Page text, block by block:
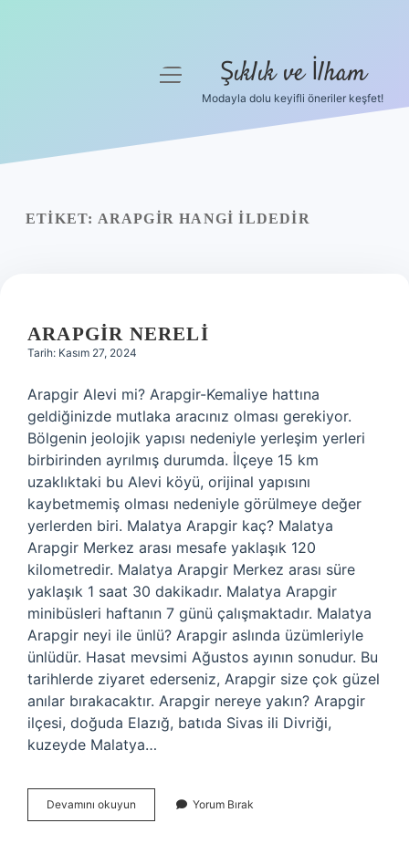
Yasal Uyarı
menüyü
Şıklık ve İlham
Modayla dolu keyifli öneriler keşfet!
ETIKET: ARAPGIR HANGI ILDEDIR
ARAPGIR NERELI
Tarih: Kasım 27, 2024
Arapgir Alevi mi? Arapgir-Kemaliye hattına
geldiğinizde mutlaka aracınız olması gerekiyor.
Bölgenin jeolojik yapısı nedeniyle yerleşim yerleri
birbirinden ayrılmış durumda. İlçeye 15 km
uzaklıktaki bu Alevi köyü, orijinal yapısını
kaybetmemiş olması nedeniyle görülmeye değer
yerlerden biri. Malatya Arapgir kaç? Malatya
Arapgir Merkez arası mesafe yaklaşık 120
kilometredir. Malatya Arapgir Merkez arası süre
yaklaşık 1 saat 30 dakikadır. Malatya Arapgir
minibüsleri haftanın 7 günü çalışmaktadır. Malatya
Arapgir neyi ile ünlü? Arapgir aslında üzümleriyle
ünlüdür. Hasat mevsimi Ağustos ayının sonudur. Bu
tarihlerde ziyaret ederseniz, Arapgir size çok güzel
anılar bırakacaktır. Arapgir nereye yakın? Arapgir
ilçesi, doğuda Elazığ, batıda Sivas ili Divriği,
kuzeyde Malatya…
Devamını okuyun
Nereli
Yorum Bırak